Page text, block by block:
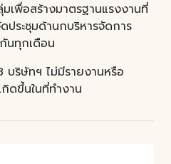
เพื่อสร้างมาตรฐานแรงงานที่
ระชุมด้านกบริหารจัดการ
นทุกเดือน
บริษัทฯ ไม่มีรายงานหรือ
ดขึ้นในที่ทำงาน